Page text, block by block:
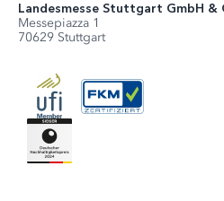
Landesmesse Stuttgart GmbH &
Messepiazza 1
70629 Stuttgart